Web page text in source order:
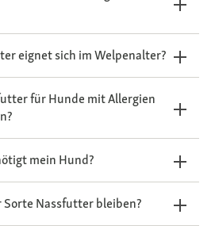
eignet sich im Welpenalter?
für Hunde mit Allergien
mein Hund?
Nassfutter bleiben?